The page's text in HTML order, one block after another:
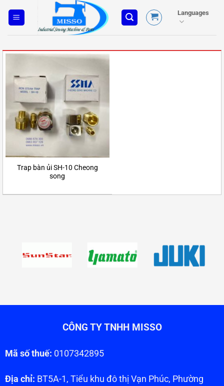
Languages
Trap bàn ủi SH-10 Cheong
song
CÔNG TY TNHH MISSO
Mã số thuế: 0107342895
Địa chỉ: BT5A-1, Tiểu khu đô thị Vạn Phúc, Phường